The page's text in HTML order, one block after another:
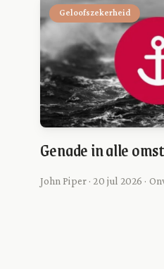
Geloofszekerheid
Genade in alle
John Piper · 20 jul 2026 ·